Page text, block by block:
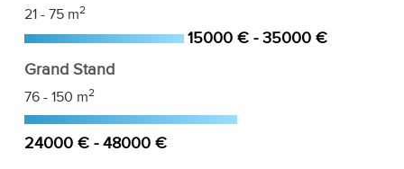
21 - 75 m2
15000 € - 35000 €
Grand Stand
76 - 150 m2
24000 € - 48000 €